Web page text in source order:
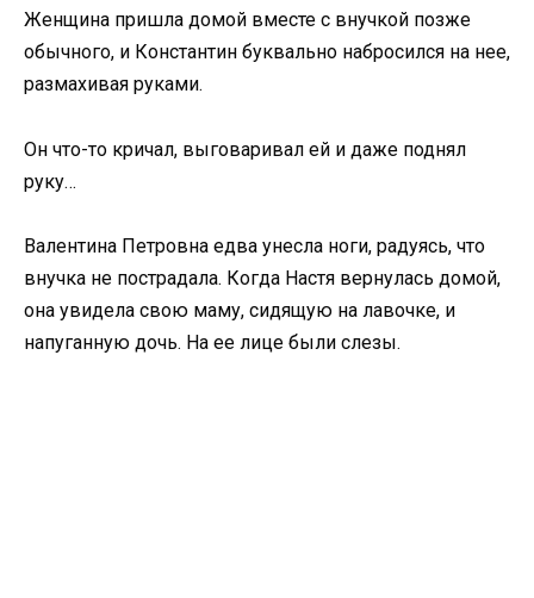
Женщина пришла домой вместе с внучкой позже
обычного, и Константин буквально набросился на нее,
размахивая руками.
Он что-то кричал, выговаривал ей и даже поднял
руку…
Валентина Петровна едва унесла ноги, радуясь, что
внучка не пострадала. Когда Настя вернулась домой,
она увидела свою маму, сидящую на лавочке, и
напуганную дочь. На ее лице были слезы.